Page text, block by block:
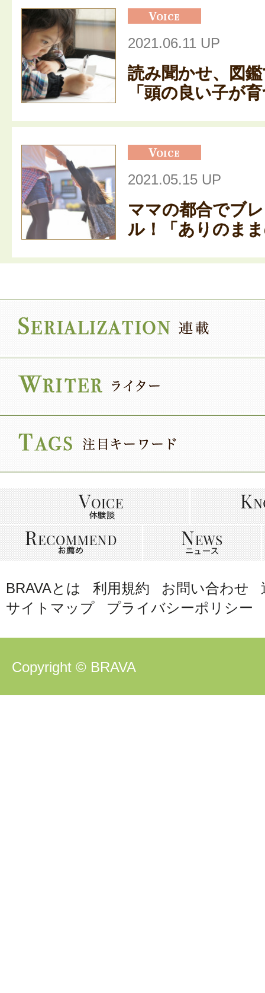
2021.06.11 UP
読み聞かせ、図
「頭の良い子が
2021.05.15 UP
ママの都合でブ
ル！「ありのま
BRAVAとは 利用規約 お問い合わせ
サイトマップ
プライバシーポリシー
Copyright © BRAVA